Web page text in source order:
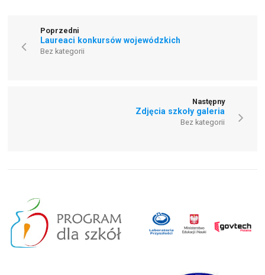
Poprzedni
Laureaci konkursów wojewódzkich
Bez kategorii
Następny
Zdjęcia szkoły galeria
Bez kategorii